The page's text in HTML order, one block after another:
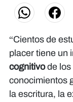
“Cientos de
placer tiene un
cognitivode
conocimientos
la escritura, la